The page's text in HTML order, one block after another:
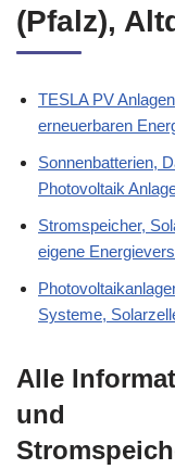
(Pfalz),
TESLA PV
erneuerbaren
Sonnenbatterien,
Photovoltaik
Stromspeicher,
eigene
Systeme,
Alle
und